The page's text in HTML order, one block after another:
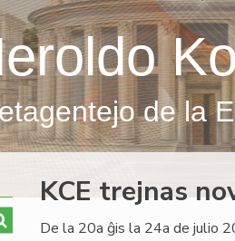
de la
KCE trejnas
De la 20a ĝis la 24a de julio